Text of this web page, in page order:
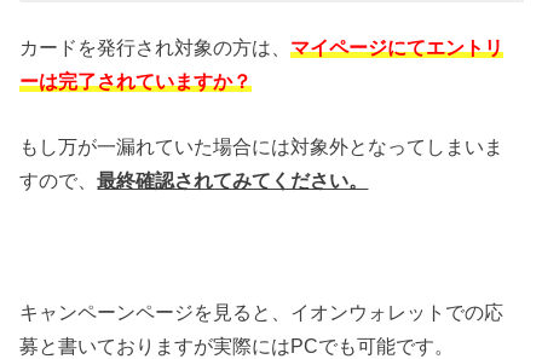
カードを発行され対象の方は、 マイページにてエントリ
ーは完了されていますか？
もし万が一漏れていた場合には対象外となってしまいま
すので、最終確認されてみてください。
キャンペーンページを見ると、イオンウォレットでの応
募と書いておりますが実際にはPCでも可能です。